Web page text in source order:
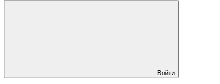
Войти